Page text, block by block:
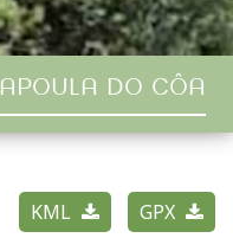
DO CÔA
KML GPX